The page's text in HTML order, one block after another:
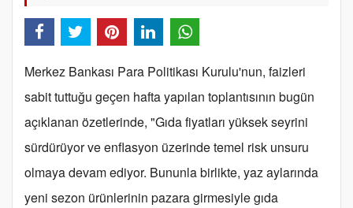
Merkez Bankası Para Politikası Kurulu'nun, faizleri
sabit tuttuğu geçen hafta yapılan toplantısının bugün
açıklanan özetlerinde, "Gıda fiyatları yüksek seyrini
sürdürüyor ve enflasyon üzerinde temel risk unsuru
olmaya devam ediyor. Bununla birlikte, yaz aylarında
yeni sezon ürünlerinin pazara girmesiyle gıda